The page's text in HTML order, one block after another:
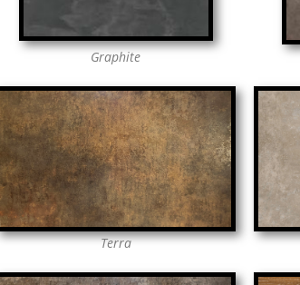
Graphite
Terra